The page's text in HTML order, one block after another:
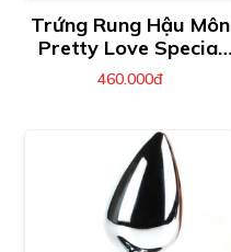
Trứng Rung Hậu Môn
Pretty Love Special
Anal Stimulation
460.000đ